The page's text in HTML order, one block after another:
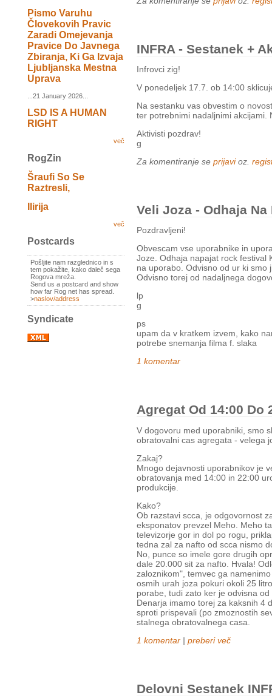
Pismo Varuhu
Človekovih Pravic
Zaradi Omejevanja
Pravice Do Javnega
Zbiranja, Ki Ga Izvaja
Ljubljanska Mestna
Uprava
...21 January 2026...
LSD IS A HUMAN
RIGHT
več
RogZin
Šraufi So Se
Raztresli,
Ilirija
več
Postcards
Pošljite nam razglednico in s
tem pokažite, kako daleč sega
Rogova mreža.
Send us a postcard and show
how far Rog net has spread.
>naslov/address
Syndicate
INFRA - Sestanek +
Infrovci zig!
V ponedeljek 17.7. ob 14:00
Na sestanku vas obvestim o
ter potrebnimi nadaljnimi akcijami.
Aktivisti pozdrav!
g
Za komentiranje se prijavioz.
Veli Joza - Odhaja
Pozdravljeni!
Obvescam vse uporabnike in
Joze. Odhaja napajat rock festival
na uporabo. Odvisno od ur ki smo
Odvisno torej od nadaljnega
lp
g
ps
upam da v kratkem izvem, kako
potrebe snemanja filma f. slaka
1 komentar
Agregat Od 14:00 Do
V dogovoru med uporabniki, smo
obratovalni cas agregata - velega
Zakaj?
Mnogo dejavnosti uporabnikov je
obratovanja med 14:00 in 22:00
produkcije.
Kako?
Ob razstavi scca, je odgovornost
eksponatov prevzel Meho. Meho
televizorje gor in dol po rogu,
tedna zal za nafto od scca nismo
No, punce so imele gore drugih
dale 20.000 sit za nafto. Hvala!
zaloznikom", temvec ga
osmih urah joza pokuri okoli 25
porabe, tudi zato ker je odvisna
Denarja imamo torej za kaksnih 4
sproti prispevali (po zmoznostih
stalnega obratovalnega casa.
1 komentar | preberi več
Delovni Sestanek